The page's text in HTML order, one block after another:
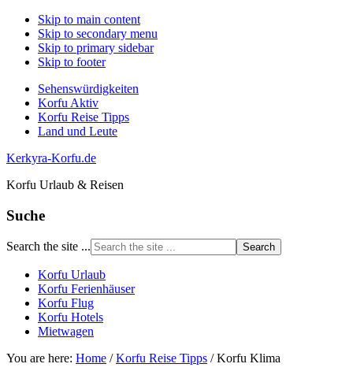
Skip to main content
Skip to secondary menu
Skip to primary sidebar
Skip to footer
Sehenswürdigkeiten
Korfu Aktiv
Korfu Reise Tipps
Land und Leute
Kerkyra-Korfu.de
Korfu Urlaub & Reisen
Suche
Search the site ...
Korfu Urlaub
Korfu Ferienhäuser
Korfu Flug
Korfu Hotels
Mietwagen
You are here: Home / Korfu Reise Tipps /Korfu Klima